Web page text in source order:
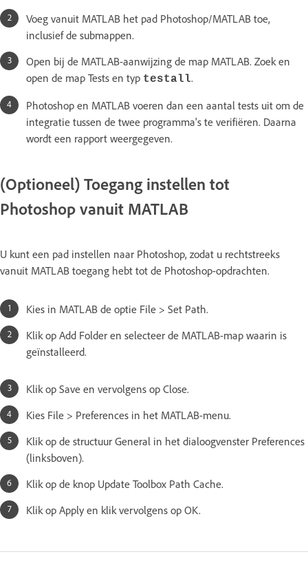
Voeg vanuit MATLAB het pad Photoshop/MATLAB toe,
inclusief de submappen.
Open bij de MATLAB-aanwijzing de map MATLAB. Zoek en
open de map Tests en typ testall.
Photoshop en MATLAB voeren dan een aantal tests uit om de
integratie tussen de twee programma's te verifiëren. Daarna
wordt een rapport weergegeven.
(Optioneel) Toegang instellen tot
Photoshop vanuit MATLAB
U kunt een pad instellen naar Photoshop, zodat u rechtstreeks
vanuit MATLAB toegang hebt tot de Photoshop-opdrachten.
Kies in MATLAB de optie File > Set Path.
Klik op Add Folder en selecteer de MATLAB-map waarin is
geïnstalleerd.
Klik op Save en vervolgens op Close.
Kies File > Preferences in het MATLAB-menu.
Klik op de structuur General in het dialoogvenster Preferences
(linksboven).
Klik op de knop Update Toolbox Path Cache.
Klik op Apply en klik vervolgens op OK.